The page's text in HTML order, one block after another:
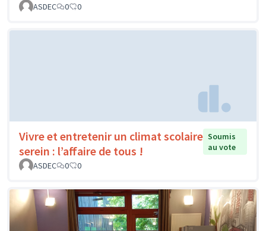
ASDEC
0 0
Vivre et entretenir un climat scolaire
serein : l’affaire de tous !
Soumis
au vote
ASDEC
0 0